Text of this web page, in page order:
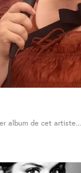
album de cet artiste...